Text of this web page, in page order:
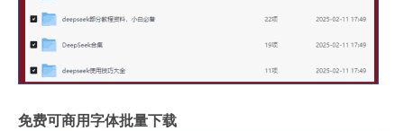
免费可商用字体批量下载